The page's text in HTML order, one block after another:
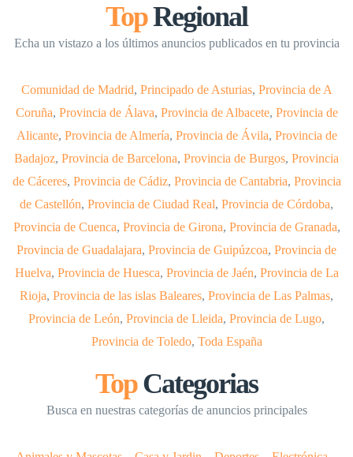
TopRegional
Echa un vistazo a los últimos anuncios publicados en tu provincia
Comunidad de Madrid, Principado de Asturias, Provincia de A
Coruña, Provincia de Álava, Provincia de Albacete, Provincia de
Alicante, Provincia de Almería, Provincia de Ávila, Provincia de
Badajoz, Provincia de Barcelona, Provincia de Burgos, Provincia
de Cáceres, Provincia de Cádiz, Provincia de Cantabria, Provincia
de Castellón, Provincia de Ciudad Real, Provincia de Córdoba,
Provincia de Cuenca, Provincia de Girona, Provincia de Granada,
Provincia de Guadalajara, Provincia de Guipúzcoa, Provincia de
Huelva, Provincia de Huesca, Provincia de Jaén, Provincia de La
Rioja, Provincia de las islas Baleares, Provincia de Las Palmas,
Provincia de León, Provincia de Lleida, Provincia de Lugo,
Provincia de Toledo, Toda España
TopCategorias
Busca en nuestras categorías de anuncios principales